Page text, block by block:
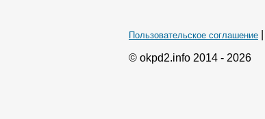
Пользовательское соглашение
© okpd2.info 2014 - 2026